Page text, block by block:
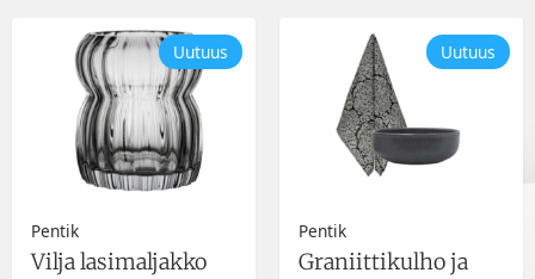
Uutuus
Pentik
Vilja lasimaljakko
Uutuus
Pentik
Graniittikulho ja